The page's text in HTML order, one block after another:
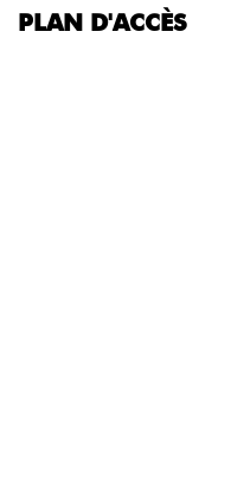
PLAN D'ACCÈS